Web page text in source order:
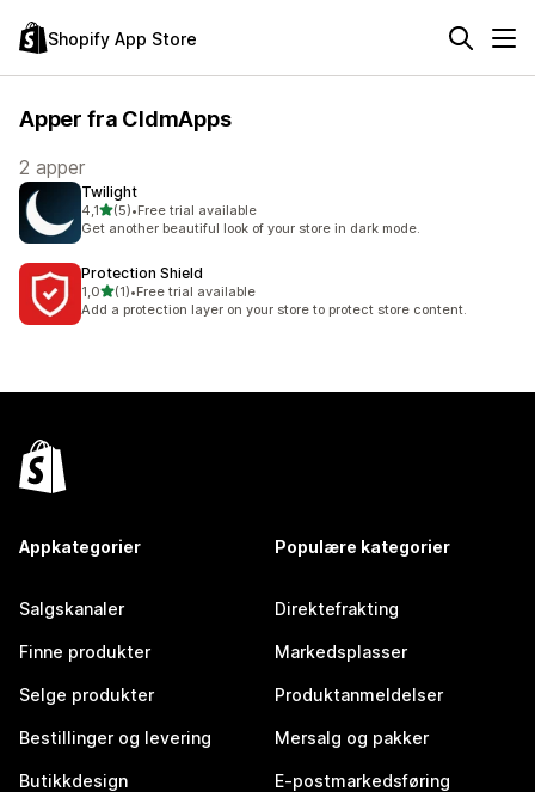
Shopify App Store
Apper fra CldmApps
2 apper
Twilight
4,1av 5 stjerner
(5)
Totalt 5 omtaler
•Free trial available
Get another beautiful look of your store in dark mode.
Protection Shield
1,0av 5 stjerner
(1)
Totalt 1 omtaler
•Free trial available
Add a protection layer on your store to protect store content.
Appkategorier
Salgskanaler
Finne produkter
Selge produkter
Bestillinger og levering
Butikkdesign
Populære kategorier
Direktefrakting
Markedsplasser
Produktanmeldelser
Mersalg og pakker
E-postmarkedsføring